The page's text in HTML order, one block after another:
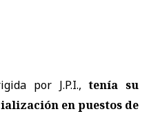
por J.P.I.,tenía su
en puestos de